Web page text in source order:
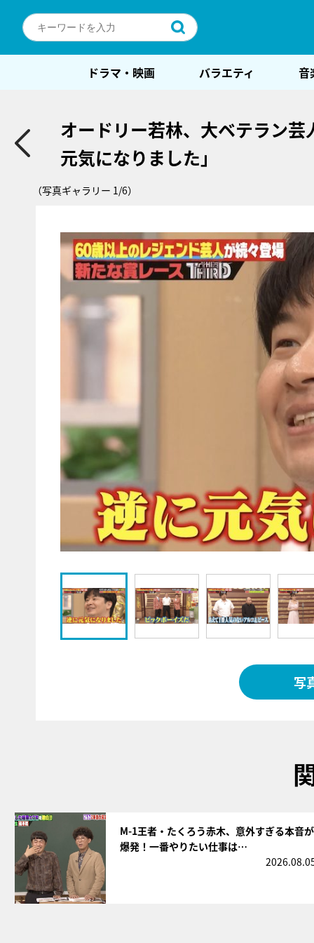
ドラマ・映画 バラエティ 音
オードリー若林、大ベテラン
元気になりました」
（写真ギャラリー 1/6）
写
M-1王者・たくろう赤木、意外すぎる本音が
爆発！一番やりたい仕事は…